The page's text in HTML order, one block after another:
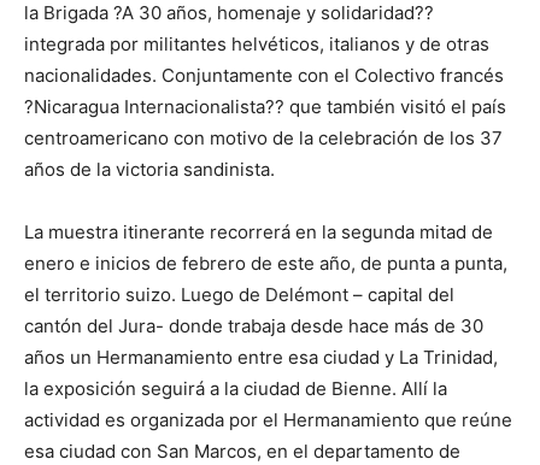
la Brigada ?A 30 años, homenaje y solidaridad??
integrada por militantes helvéticos, italianos y de otras
nacionalidades. Conjuntamente con el Colectivo francés
?Nicaragua Internacionalista?? que también visitó el país
centroamericano con motivo de la celebración de los 37
años de la victoria sandinista.
La muestra itinerante recorrerá en la segunda mitad de
enero e inicios de febrero de este año, de punta a punta,
el territorio suizo. Luego de Delémont – capital del
cantón del Jura- donde trabaja desde hace más de 30
años un Hermanamiento entre esa ciudad y La Trinidad,
la exposición seguirá a la ciudad de Bienne. Allí la
actividad es organizada por el Hermanamiento que reúne
esa ciudad con San Marcos, en el departamento de